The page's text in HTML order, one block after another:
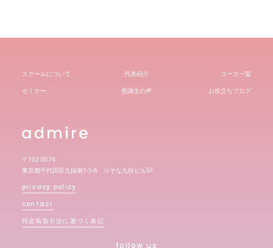
スクールについて 代表紹介
コース一覧
セミナー
受講生の声 お役立ちブログ
〒102-0074
東京都千代田区九段南1-5-6 りそな九段ビル5F
privacy policy
contact
特定商取引法に基づく表記
follow us